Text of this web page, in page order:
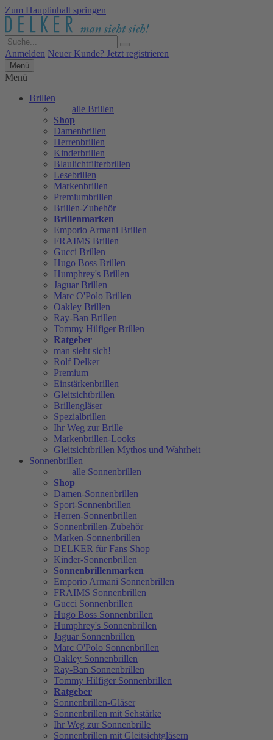
Zum Hauptinhalt springen
Anmelden Neuer Kunde? Jetzt registrieren
Menü
Menü
Brillen
alle Brillen
Shop
Damenbrillen
Herrenbrillen
Kinderbrillen
Blaulichtfilterbrillen
Lesebrillen
Markenbrillen
Premiumbrillen
Brillen-Zubehör
Brillenmarken
Emporio Armani Brillen
FRAIMS Brillen
Gucci Brillen
Hugo Boss Brillen
Humphrey's Brillen
Jaguar Brillen
Marc O'Polo Brillen
Oakley Brillen
Ray-Ban Brillen
Tommy Hilfiger Brillen
Ratgeber
man sieht sich!
Rolf Delker
Premium
Einstärkenbrillen
Gleitsichtbrillen
Brillengläser
Spezialbrillen
Ihr Weg zur Brille
Markenbrillen-Looks
Gleitsichtbrillen Mythos und Wahrheit
Sonnenbrillen
alle Sonnenbrillen
Shop
Damen-Sonnenbrillen
Sport-Sonnenbrillen
Herren-Sonnenbrillen
Sonnenbrillen-Zubehör
Marken-Sonnenbrillen
DELKER für Fans Shop
Kinder-Sonnenbrillen
Sonnenbrillenmarken
Emporio Armani Sonnenbrillen
FRAIMS Sonnenbrillen
Gucci Sonnenbrillen
Hugo Boss Sonnenbrillen
Humphrey's Sonnenbrillen
Jaguar Sonnenbrillen
Marc O'Polo Sonnenbrillen
Oakley Sonnenbrillen
Ray-Ban Sonnenbrillen
Tommy Hilfiger Sonnenbrillen
Ratgeber
Sonnenbrillen-Gläser
Sonnenbrillen mit Sehstärke
Ihr Weg zur Sonnenbrille
Sonnenbrillen mit Gleitsichtgläsern